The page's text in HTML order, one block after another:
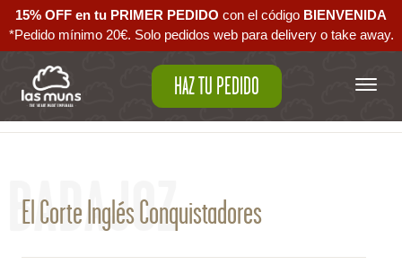
15% OFF en tu PRIMER PEDIDO con el código ‪ BIENVENIDA‬
*Pedido mínimo 20€. Solo pedidos web para delivery o take away.
HAZ TU PEDIDO
Volver al mapa
BADAJOZ
El Corte Inglés Conquistadores